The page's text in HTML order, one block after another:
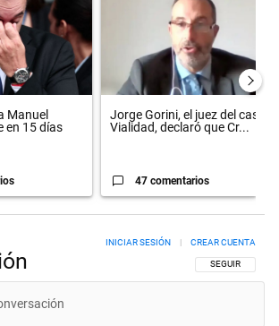
Manuel
en 15 días
Jorge Gorini, el juez del caso
Vialidad, declaró que Cr...
47 comentarios
SIGA ESTA
SEGUIR
INICIAR SESIÓN | CREAR CUENTA